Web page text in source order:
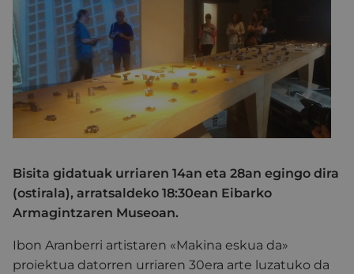
Bisita gidatuak urriaren 14an eta 28an egingo dira
(ostirala), arratsaldeko 18:30ean Eibarko
Armagintzaren Museoan.
Ibon Aranberri artistaren «Makina eskua da»
proiektua datorren urriaren 30era arte luzatuko da